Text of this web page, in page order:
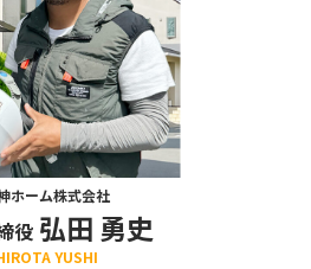
ホーム株式会社
役 弘田 勇史
YUSHI